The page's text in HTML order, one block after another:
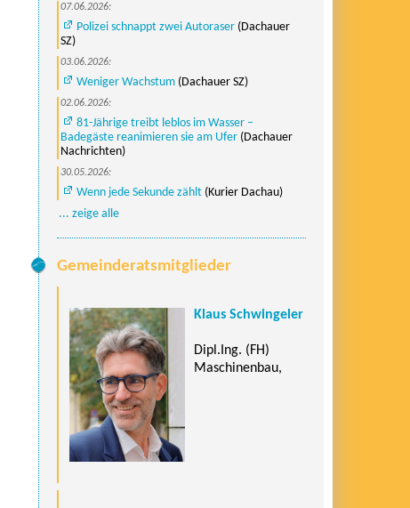
07.06.2026:
Polizei schnappt zwei Autoraser (Dachauer
SZ)
03.06.2026:
Weniger Wachstum (Dachauer SZ)
02.06.2026:
81-Jährige treibt leblos im Wasser –
Badegäste reanimieren sie am Ufer (Dachauer
Nachrichten)
30.05.2026:
Wenn jede Sekunde zählt (Kurier Dachau)
... zeige alle
Gemeinderatsmitglieder
Klaus Schwingeler
Dipl.Ing. (FH)
Maschinenbau,